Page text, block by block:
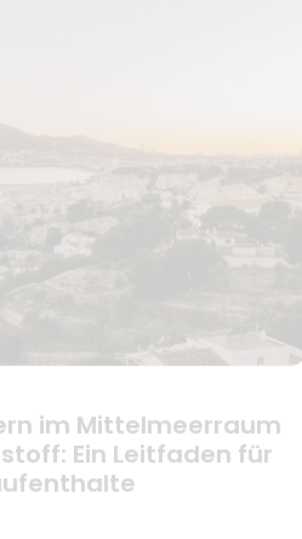
im Mittelmeerraum
Ein Leitfaden für